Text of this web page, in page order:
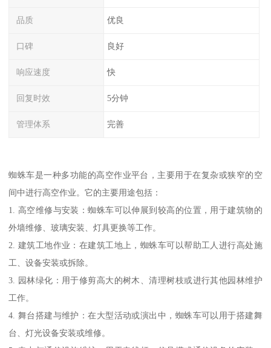
品质 优良
口碑 良好
响应速度 快
回复时效 5分钟
管理体系 完善
蜘蛛车是一种多功能的高空作业平台，主要用于在复杂或狭窄的空
间中进行高空作业。它的主要用途包括：
1. 高空维修与安装：蜘蛛车可以伸展到较高的位置，用于建筑物的
外墙维修、玻璃安装、灯具更换等工作。
2. 建筑工地作业：在建筑工地上，蜘蛛车可以帮助工人进行高处施
工、设备安装或拆除。
3. 园林绿化：用于修剪高大的树木、清理树枝或进行其他园林维护
工作。
4. 舞台搭建与维护：在大型活动或演出中，蜘蛛车可以用于搭建舞
台、灯光设备安装或维修。